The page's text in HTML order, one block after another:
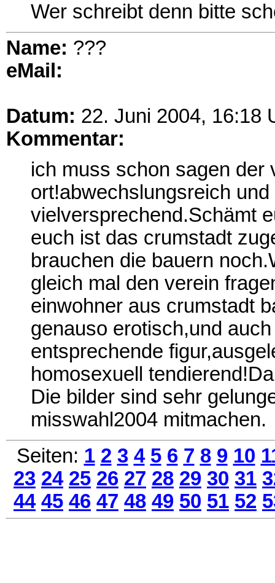
Wer schreibt denn bitte
Name: ???
eMail:
Datum: 22. Juni 2004, 16:18
Kommentar:
ich muss schon sagen der
ort!abwechslungsreich
vielversprechend.Schämt
euch ist das crumstadt
brauchen die bauern
gleich mal den verein
einwohner aus crumstadt
genauso erotisch,und
entsprechende
homosexuell
Die bilder sind sehr
misswahl2004 mitmachen.
Seiten: 1 2 3 4 5 6 7 8 9 10
23 24 25 26 27 28 29 30 31
44 45 46 47 48 49 50 51 52